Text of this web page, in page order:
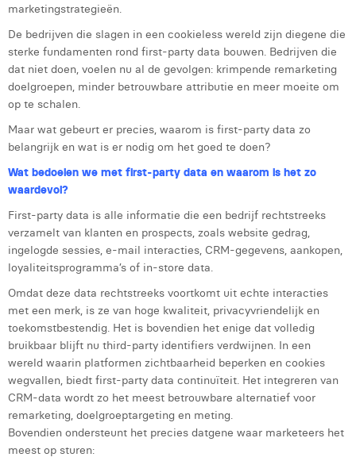
Jonas Geiregat
Justine Cremer
Laura Rooseleer
Laura Verhelst
Lena Pignoloni
Leonard Dierickx
Linda Kraim
Lisa Protin
Lore Fierens
Lotte Vranckx
Louis Nassogne
Lucas Taels
Manon Houppertz
Margaux Marien
Margaux Snakkers
marketingstrategieën.
De bedrijven die slagen in een cookieless wereld zijn diegene die
sterke fundamenten rond first-party data bouwen. Bedrijven die
dat niet doen, voelen nu al de gevolgen: krimpende remarketing
doelgroepen, minder betrouwbare attributie en meer moeite om
op te schalen.
Maar wat gebeurt er precies, waarom is first-party data zo
belangrijk en wat is er nodig om het goed te doen?
Wat bedoelen we met first-party data en waarom is het zo
waardevol?
First-party data is alle informatie die een bedrijf rechtstreeks
verzamelt van klanten en prospects, zoals website gedrag,
ingelogde sessies, e-mail interacties, CRM-gegevens, aankopen,
loyaliteitsprogramma’s of in-store data.
Omdat deze data rechtstreeks voortkomt uit echte interacties
met een merk, is ze van hoge kwaliteit, privacyvriendelijk en
toekomstbestendig. Het is bovendien het enige dat volledig
bruikbaar blijft nu third-party identifiers verdwijnen. In een
wereld waarin platformen zichtbaarheid beperken en cookies
wegvallen, biedt first-party data continuïteit. Het integreren van
CRM-data wordt zo het meest betrouwbare alternatief voor
remarketing, doelgroep­targeting en meting.
Bovendien ondersteunt het precies datgene waar marketeers het
meest op sturen: